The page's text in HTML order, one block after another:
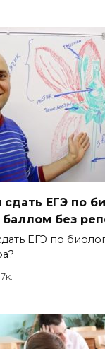
сдать ЕГЭ по
без
ЕГЭ по